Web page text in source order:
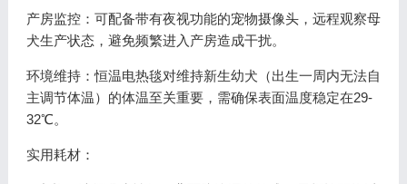
产房监控：可配备带有夜视功能的宠物摄像头，远程观察母
犬生产状态，避免频繁进入产房造成干扰。
环境维持：恒温电热毯对维持新生幼犬（出生一周内无法自
主调节体温）的体温至关重要，需确保表面温度稳定在29-
32℃。
实用耗材：